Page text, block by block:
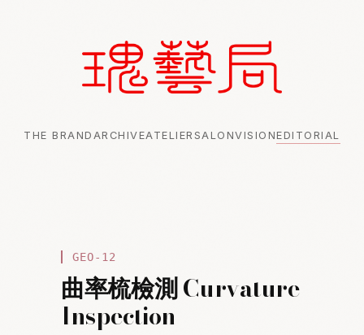
THE BRAND ARCHIVEATELIER SALONVISIONEDITORIAL
GEO-12
曲率梳檢測 Curvature
Inspection